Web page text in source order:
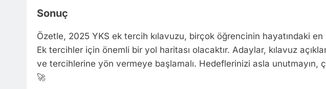
Sonuç
Özetle, 2025 YKS ek tercih kılavuzu, birçok öğrencinin hayatındaki
Ek tercihler için önemli bir yol haritası olacaktır. Adaylar, kılavuz
ve tercihlerine yön vermeye başlamalı. Hedeflerinizi asla unutmayın,
🚀